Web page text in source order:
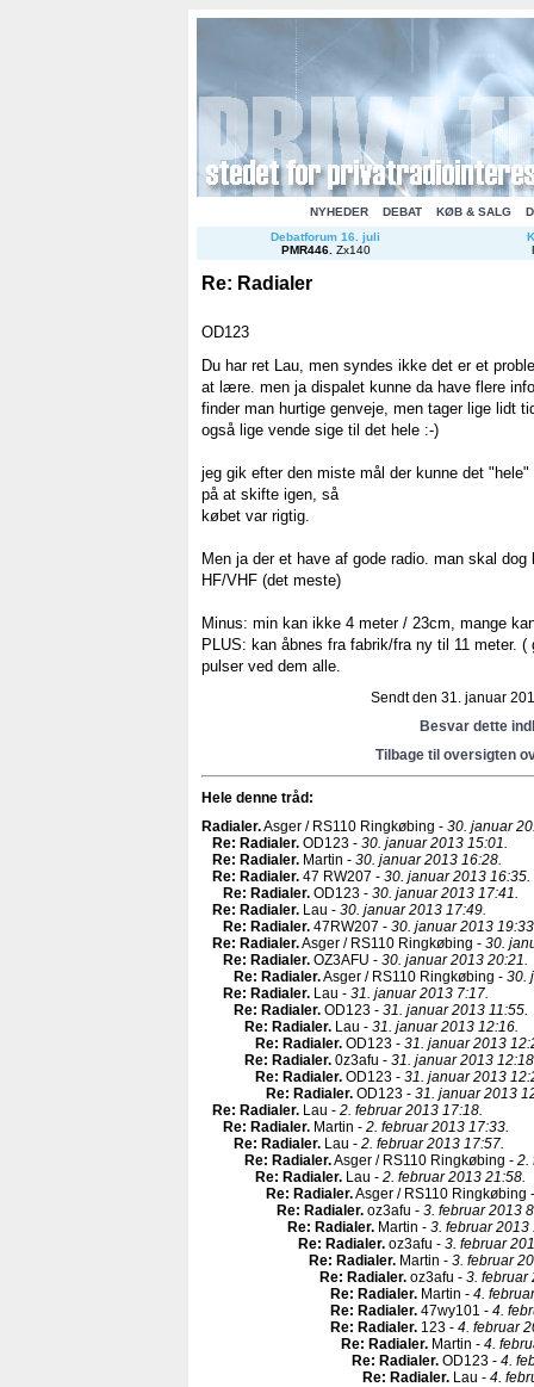
NYHEDER DEBAT KØB & SALG
Debatforum 16. juli
PMR446. Zx140
Re: Radialer
OD123
Du har ret Lau, men syndes ikke det er et
at lære. men ja dispalet kunne da have flere
finder man hurtige genveje, men tager lige lidt
også lige vende sige til det hele :-)
jeg gik efter den miste mål der kunne det
på at skifte igen, så
købet var rigtig.
Men ja der et have af gode radio. man skal
HF/VHF (det meste)
Minus: min kan ikke 4 meter / 23cm, mange
PLUS: kan åbnes fra fabrik/fra ny til 11 meter.
pulser ved dem alle.
Sendt den 31. januar
Besvar dette
Tilbage til oversigten
Hele denne tråd:
Radialer.Asger / RS110 Ringkøbing - 30. januar
Re: Radialer. OD123 - 30. januar 2013 15:01.
Re: Radialer. Martin - 30. januar 2013 16:28.
Re: Radialer. 47 RW207 - 30. januar 2013 16:35.
Re: Radialer. OD123 - 30. januar 2013 17:41.
Re: Radialer. Lau - 30. januar 2013 17:49.
Re: Radialer. 47RW207 - 30. januar 2013
Re: Radialer.Asger / RS110 Ringkøbing - 30.
Re: Radialer. OZ3AFU - 30. januar 2013 20:21.
Re: Radialer.Asger / RS110 Ringkøbing - 30.
Re: Radialer. Lau - 31. januar 2013 7:17.
Re: Radialer. OD123 - 31. januar 2013 11:55.
Re: Radialer. Lau - 31. januar 2013 12:16.
Re: Radialer. OD123 - 31. januar 2013
Re: Radialer. 0z3afu - 31. januar 2013
Re: Radialer. OD123 - 31. januar 2013
Re: Radialer. OD123 - 31. januar 2013
Re: Radialer. Lau - 2. februar 2013 17:18.
Re: Radialer. Martin - 2. februar 2013 17:33.
Re: Radialer. Lau - 2. februar 2013 17:57.
Re: Radialer.Asger / RS110 Ringkøbing - 2.
Re: Radialer. Lau - 2. februar 2013 21:58.
Re: Radialer.Asger / RS110 Ringkøbing
Re: Radialer. oz3afu - 3. februar 2013
Re: Radialer. Martin - 3. februar 2013
Re: Radialer. oz3afu - 3. februar
Re: Radialer. Martin - 3. februar
Re: Radialer. oz3afu - 3. februar
Re: Radialer. Martin - 4.
Re: Radialer. 47wy101 - 4.
Re: Radialer. 123 - 4. februar
Re: Radialer. Martin - 4.
Re: Radialer. OD123 - 4.
Re: Radialer. Lau - 4.